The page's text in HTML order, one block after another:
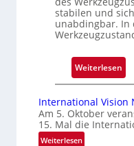
D
r
u
k
m
r
k
stabilen und
unabdingbar. In
Weiterlesen
A
t
o
International Vision
Am 5. Oktober
15. Mal die
Weiterlesen: